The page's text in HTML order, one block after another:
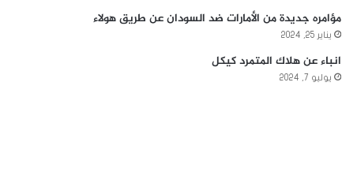
مؤامره جديدة من الأمارات ضد السودان عن طريق هولاء
يناير 25, 2024
انباء عن هلاك المتمرد كيكل
يوليو 7, 2024